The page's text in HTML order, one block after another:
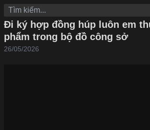
Đi ký hợp đồng húp luôn em
phẩm trong bộ đồ công sở
26/05/2026